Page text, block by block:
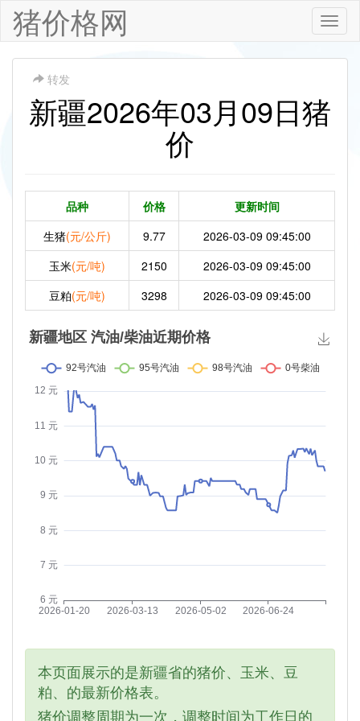
猪价格网
Toggle
转发
新疆2026年03月09日猪
价
品种 价格
更新时间
生猪(元/公斤) 9.77
2026-03-09 09:45:00
玉米(元/吨) 2150
2026-03-09 09:45:00
豆粕(元/吨) 3298 2026-03-09 09:45:00
本页面展示的是新疆省的猪价、玉米、豆
粕、的最新价格表。
猪价调整周期为一次，调整时间为工作日的